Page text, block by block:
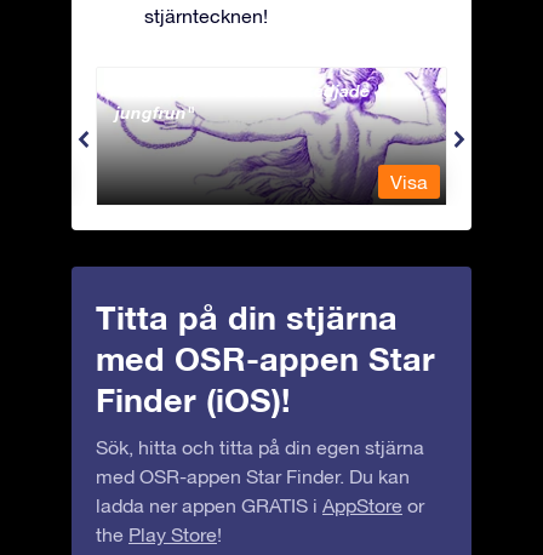
stjärntecknen!
Andromeda - Den fastkedjade
jungfrun
Visa
Titta på din stjärna
med OSR-appen Star
Finder (iOS)!
Sök, hitta och titta på din egen stjärna
med OSR-appen Star Finder. Du kan
ladda ner appen GRATIS i AppStore or
the Play Store!